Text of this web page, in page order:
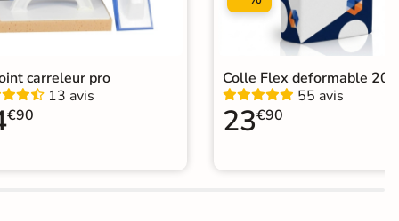
carreleur pro
13 avis
€90
Colle Flex deformable
55 avis
23€90